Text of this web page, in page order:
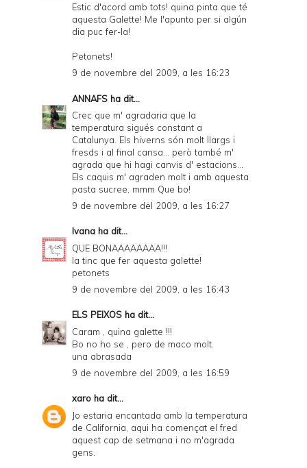
Estic d'acord amb tots! quina pinta que té
aquesta Galette! Me l'apunto per si algún
dia puc fer-la!
Petonets!
9 de novembre del 2009, a les 16:23
ANNAFS ha dit...
Crec que m' agradaria que la
temperatura sigués constant a
Catalunya. Els hiverns són molt llargs i
fresds i al final cansa... però també m'
agrada que hi hagi canvis d' estacions...
Els caquis m' agraden molt i amb aquesta
pasta sucree, mmm Que bo!
9 de novembre del 2009, a les 16:27
Ivana ha dit...
QUE BONAAAAAAAA!!!
la tinc que fer aquesta galette!
petonets
9 de novembre del 2009, a les 16:43
ELS PEIXOS ha dit...
Caram , quina galette !!!
Bo no ho se , pero de maco molt.
una abrasada
9 de novembre del 2009, a les 16:59
xaro ha dit...
Jo estaria encantada amb la temperatura
de California, aqui ha començat el fred
aquest cap de setmana i no m'agrada
gens.